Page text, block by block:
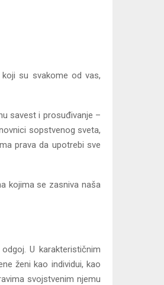
su svakome od vas,
savest i prosuđivanje –
sopstvenog sveta,
prava da upotrebi sve
kojima se zasniva naša
U karakterističnim
ženi kao individui, kao
svojstvenim njemu